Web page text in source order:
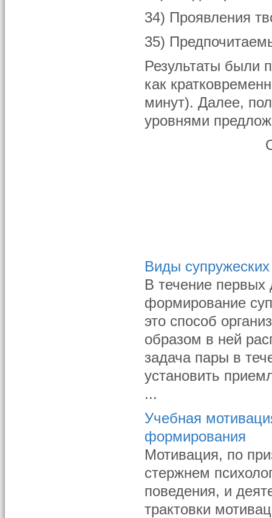
34) Проявления
35)
Результаты были
как
минут). Далее,
уровнями
Виды
В течение первых
формирование
это способ
образом в ней
задача пары в
установить
...
Учебная
формирования
Мотивация, по
стержнем
поведения, и
трактовки